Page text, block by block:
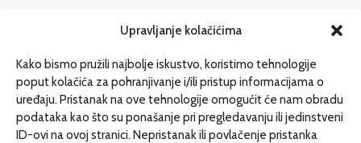
Upravljanje kolačićima
Kako bismo pružili najbolje iskustvo, koristimo tehnologije
poput kolačića za pohranjivanje i/ili pristup informacijama o
uređaju. Pristanak na ove tehnologije omogućit će nam obradu
podataka kao što su ponašanje pri pregledavanju ili jedinstveni
ID-ovi na ovoj stranici. Nepristanak ili povlačenje pristanka
redakcija@etrafika.net
Dosije
Drugi pišu